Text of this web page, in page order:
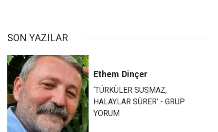
SON YAZILAR
Ethem Dinçer
‘TÜRKÜLER SUSMAZ,
HALAYLAR SÜRER’ - GRUP
YORUM